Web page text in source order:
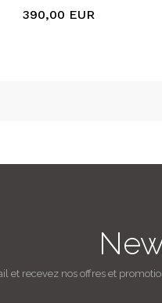
390,00 EUR
et recevez nos offres et